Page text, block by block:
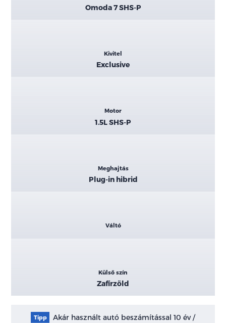
Omoda 7 SHS-P
Kivitel
Exclusive
Motor
1.5L SHS-P
Meghajtás
Plug-in hibrid
Váltó
Külső szín
Zafírzöld
Tipp
Akár használt autó beszámítással 10 év /